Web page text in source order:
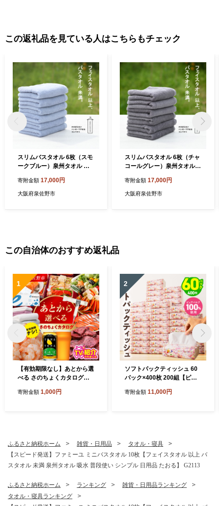
この返礼品を見ている人はこちらもチェック
スリムバスタオル 6枚（スモ
ークブルー）泉州タオル フ
ル 未満【泉州タオル 国産 吸
水 普段使い シンプル 日用
寄附金額 17,000円
大阪府泉佐野市
スリムバスタオル 6枚（チャ
コールグレー）泉州タオル
オル 未満【泉州タオル 国産
吸水 普段使い シンプル 日用
寄附金額 17,000円
大阪府泉佐野市
この自治体のおすすめ返礼品
1
【有効期限なし】あとから選
べる さのちょくカタログ
佐野市 ふるさとギフト 4000
寄附金額 1,000円
2
ソフトパックティッシュ 60
パック×400枚 200組【ピュ
急上昇 まとめ買い 日用品 常
寄附金額 11,000円
ふるさと納税ホーム 雑貨・日用品
タオル・寝具
【スピード発送】ファミーユ ミニバスタオル 10枚【フェイスタオル 以上 バ
スタオル 未満 泉州タオル 吸水 普段使い シンプル 日用品 たおる】 G2113
ふるさと納税ホーム ランキング
雑貨・日用品ランキング
タオル・寝具ランキング